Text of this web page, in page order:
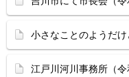
小さなことのようだけ
江戸川河川事務所（令